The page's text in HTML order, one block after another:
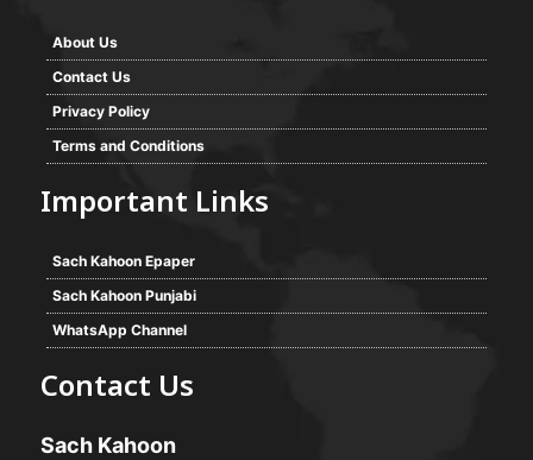
About Us
Contact Us
Privacy Policy
Terms and Conditions
Important Links
Sach Kahoon Epaper
Sach Kahoon Punjabi
WhatsApp Channel
Contact Us
Sach Kahoon